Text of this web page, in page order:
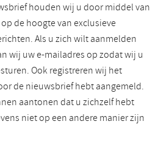
houden wij u door middel van
de hoogte van exclusieve
Als u zich wilt aanmelden
wij uw e-mailadres op zodat wij u
Ook registreren wij het
de nieuwsbrief hebt aangemeld.
aantonen dat u zichzelf hebt
niet op een andere manier zijn